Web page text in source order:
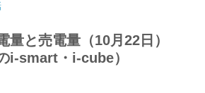
量と売電量（10月22日）
i-smart・i-cube）